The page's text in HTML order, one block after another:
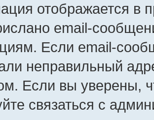
отображается в
email-
Если email-
неправильный
Если вы уверены,
связаться с